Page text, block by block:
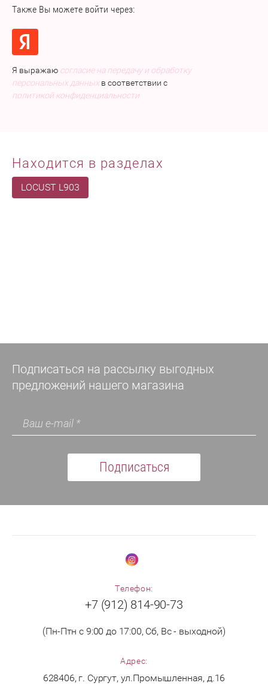
Также Вы можете войти через:
Я выражаю согласие на передачу и обработку
персональных данных в соответствии с
политикой конфиденциальности
Находится в разделах
LOCUST L903
Подписаться на рассылку выгодных
предложений нашего магазина
Подписаться
Телефон:
+7 (912) 814-90-73
(Пн-Птн с 9:00 до 17:00, Сб, Вс - выходной)
Адрес:
628406, г. Сургут, ул.Промышленная, д.16